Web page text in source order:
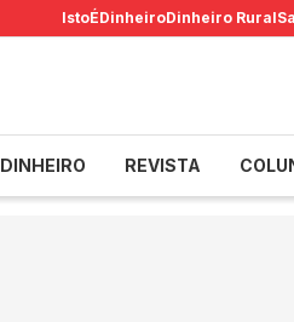
IstoÉDinheiroDinheiro Rural
DINHEIRO REVISTA